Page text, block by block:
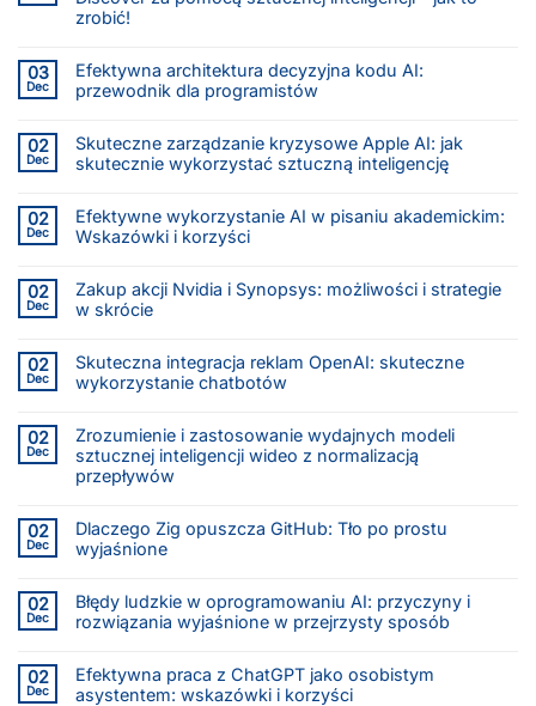
zrobić!
03
Dec
Efektywna architektura decyzyjna kodu AI:
przewodnik dla programistów
02
Dec
Skuteczne zarządzanie kryzysowe Apple AI: jak
skutecznie wykorzystać sztuczną inteligencję
02
Dec
Efektywne wykorzystanie AI w pisaniu akademickim:
Wskazówki i korzyści
02
Dec
Zakup akcji Nvidia i Synopsys: możliwości i strategie
w skrócie
02
Dec
Skuteczna integracja reklam OpenAI: skuteczne
wykorzystanie chatbotów
02
Dec
Zrozumienie i zastosowanie wydajnych modeli
sztucznej inteligencji wideo z normalizacją
przepływów
02
Dec
Dlaczego Zig opuszcza GitHub: Tło po prostu
wyjaśnione
02
Dec
Błędy ludzkie w oprogramowaniu AI: przyczyny i
rozwiązania wyjaśnione w przejrzysty sposób
02
Dec
Efektywna praca z ChatGPT jako osobistym
asystentem: wskazówki i korzyści